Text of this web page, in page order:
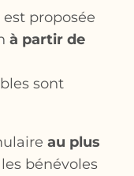
proposée
à partir de
sont
au plus
bénévoles